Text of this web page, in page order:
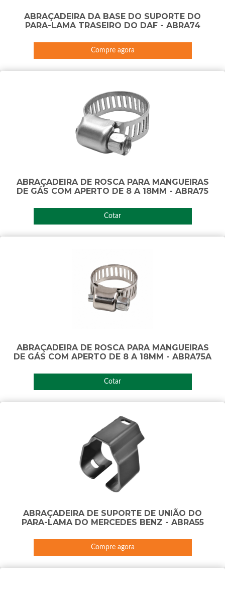
ABRAÇADEIRA DA BASE DO SUPORTE DO
PARA-LAMA TRASEIRO DO DAF - ABRA74
Compre agora
ABRAÇADEIRA DE ROSCA PARA MANGUEIRAS
DE GÁS COM APERTO DE 8 A 18MM - ABRA75
Cotar
ABRAÇADEIRA DE ROSCA PARA MANGUEIRAS
DE GÁS COM APERTO DE 8 A 18MM - ABRA75A
Cotar
ABRAÇADEIRA DE SUPORTE DE UNIÃO DO
PARA-LAMA DO MERCEDES BENZ - ABRA55
Compre agora